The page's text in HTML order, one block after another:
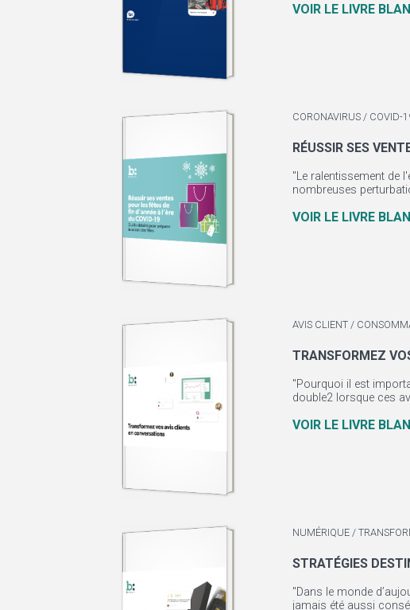
VOIR LE LIVRE
CORONAVIRUS / COVID-
RÉUSSIR SES
"Le ralentissement de
nombreuses
VOIR LE LIVRE
AVIS CLIENT /
TRANSFORMEZ
"Pourquoi il est
double2 lorsque ces
VOIR LE LIVRE
NUMÉRIQUE /
STRATÉGIES
"Dans le monde
jamais été aussi